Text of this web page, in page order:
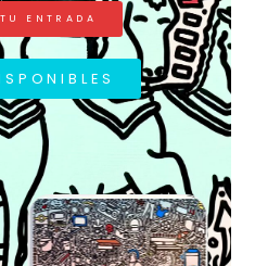
ENTRADA